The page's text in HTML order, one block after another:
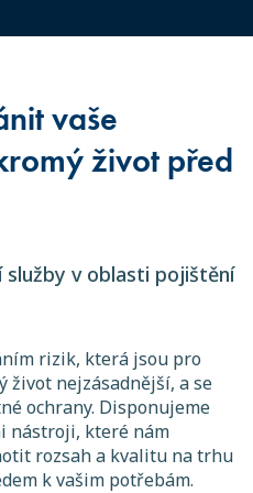
vaše
život před
v oblasti pojištění
rizik, která jsou pro
život nejzásadnější, a se
ochrany. Disponujeme
nástroji, které nám
rozsah a kvalitu na trhu
k vašim potřebám.